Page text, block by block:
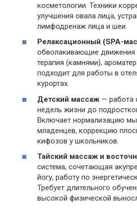
косметологии. Техники
улучшения овала лица,
лимфодренаж лица и шеи.
Релаксационный (SPA-
обволакивающие движения
терапия (камнями),
подходит для работы в
курортах.
Детский массаж — работа
недель жизни до
Включает нормализацию
младенцев, коррекцию
кифозов у школьников.
Тайский массаж и
система, сочетающая
йогу, работу по
Требует длительного
высокой физической